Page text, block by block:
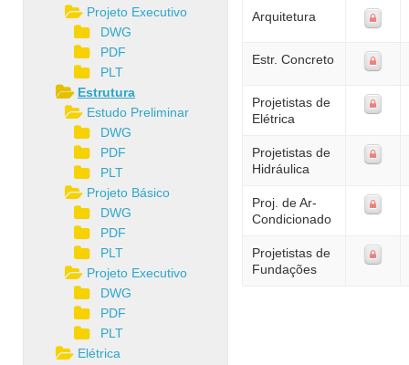
Arquitetura
Estr. Concreto
Projetistas de
Elétrica
Projetistas de
Hidráulica
Proj. de Ar-
Condicionado
Projetistas de
Fundações
Projeto Executivo
DWG
PDF
PLT
Estrutura
Estudo Preliminar
DWG
PDF
PLT
Projeto Básico
DWG
PDF
PLT
Projeto Executivo
DWG
PDF
PLT
Elétrica